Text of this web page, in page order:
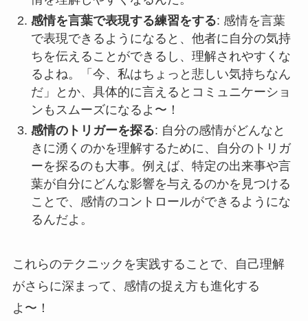
感情を言葉で表現する練習をする: 感情を言葉
で表現できるようになると、他者に自分の気持
ちを伝えることができるし、理解されやすくな
るよね。「今、私はちょっと悲しい気持ちなん
だ」とか、具体的に言えるとコミュニケーショ
ンもスムーズになるよ〜！
感情のトリガーを探る: 自分の感情がどんなと
きに湧くのかを理解するために、自分のトリガ
ーを探るのも大事。例えば、特定の出来事や言
葉が自分にどんな影響を与えるのかを見つける
ことで、感情のコントロールができるようにな
るんだよ。
これらのテクニックを実践することで、自己理解
がさらに深まって、感情の捉え方も進化する
よ〜！